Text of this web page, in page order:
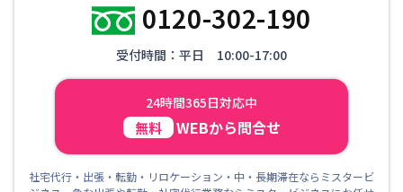
0120-302-190
受付時間：平日 10:00-17:00
24時間365日対応中
無料 WEBから問合せ
社宅代行・出張・転勤・リロケーション・中・長期滞在ならミスタービ